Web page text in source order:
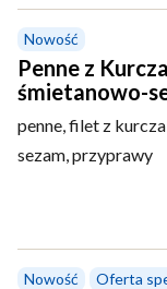
Nowość
Penne z
śmietanowo-
penne, filet z
sezam, przyprawy
Nowość Oferta